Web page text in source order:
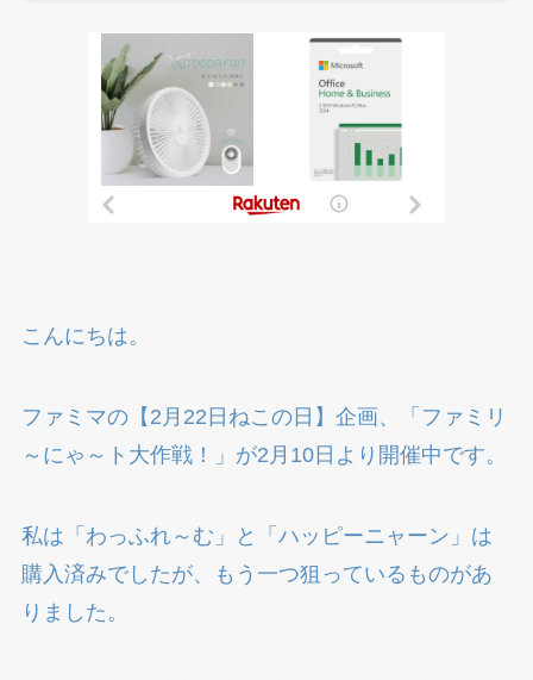
こんにちは。
ファミマの【2月22日ねこの日】企画、「ファミリ
～にゃ～ト大作戦！」が2月10日より開催中です。
私は「わっふれ～む」と「ハッピーニャーン」は
購入済みでしたが、もう一つ狙っているものがあ
りました。